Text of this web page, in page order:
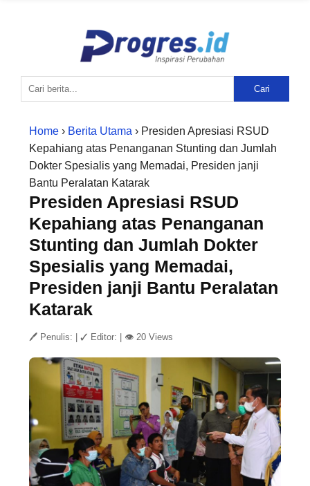
Cari
Home › Berita Utama › Presiden Apresiasi RSUD
Kepahiang atas Penanganan Stunting dan Jumlah
Dokter Spesialis yang Memadai, Presiden janji
Bantu Peralatan Katarak
Presiden Apresiasi RSUD
Kepahiang atas Penanganan
Stunting dan Jumlah Dokter
Spesialis yang Memadai,
Presiden janji Bantu Peralatan
Katarak
🖊 Penulis: ✓ Editor: 👁 20 Views